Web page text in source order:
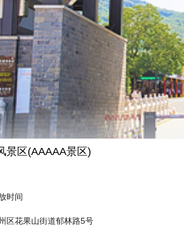
景区(AAAAA景区)
时间
区花果山街道郁林路5号